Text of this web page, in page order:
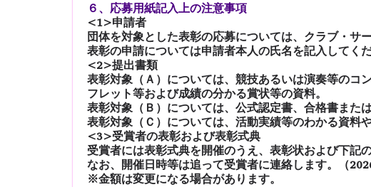
６、応募用紙記入上の注意事項
<1>申請者
団体を対象とした表彰の応募については、クラブ・サ
表彰の申請については申請者本人の氏名を記入してくだ
<2>提出書類
表彰対象（Ａ）については、競技あるいは演奏等のコ
フレット等および成績の分かる賞状等の資料。
表彰対象（Ｂ）については、公式認定書、合格書また
表彰対象（Ｃ）については、活動実績等のわかる資料
<3>受賞者の表彰および表彰式典
受賞者には表彰式典を開催のうえ、表彰状および下記
なお、開催日時等は追って受賞者に連絡します。（
※金額は変更になる場合があります。